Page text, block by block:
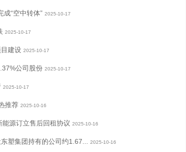
“空中转体” 2025-10-17
2025-10-17
建设 2025-10-17
公司股份 2025-10-17
2025-10-17
推荐 2025-10-16
源订立售后回租协议 2025-10-16
塑集团持有的公司约1.67... 2025-10-16